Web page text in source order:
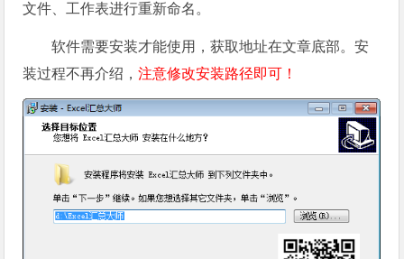
文件、工作表进行重新命名。
软件需要安装才能使用，获取地址在文章底部。安
装过程不再介绍，注意修改安装路径即可！